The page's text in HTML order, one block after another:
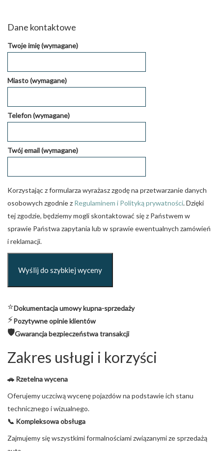
Dane kontaktowe
Twoje imię (wymagane)
Miasto (wymagane)
Telefon (wymagane)
Twój email (wymagane)
Korzystając z formularza wyrażasz zgodę na przetwarzanie danych
osobowych zgodnie z Regulaminem i Polityką prywatności. Dzięki
tej zgodzie, będziemy mogli skontaktować się z Państwem w
sprawie Państwa zapytania lub w sprawie ewentualnych zamówień
i reklamacji.
⭐Dokumentacja umowy kupna-sprzedaży
⚡Pozytywne opinie klientów
🛡️Gwarancja bezpieczeństwa transakcji
Zakres usługi i korzyści
🚗 Rzetelna wycena
Oferujemy uczciwą wycenę pojazdów na podstawie ich stanu
technicznego i wizualnego.
📞 Kompleksowa obsługa
Zajmujemy się wszystkimi formalnościami związanymi ze sprzedażą